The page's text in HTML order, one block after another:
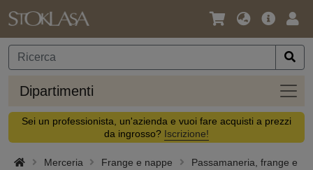
Lingua
Valuta
Offerta
Dipartimenti
Sei un professionista, un'azienda e vuoi fare acquisti a prezzi
da ingrosso? Iscrizione!
Merceria Frange e nappe
Passamaneria, frange e